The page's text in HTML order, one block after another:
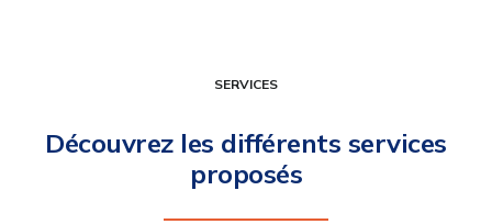
SERVICES
Découvrez les différents services
proposés